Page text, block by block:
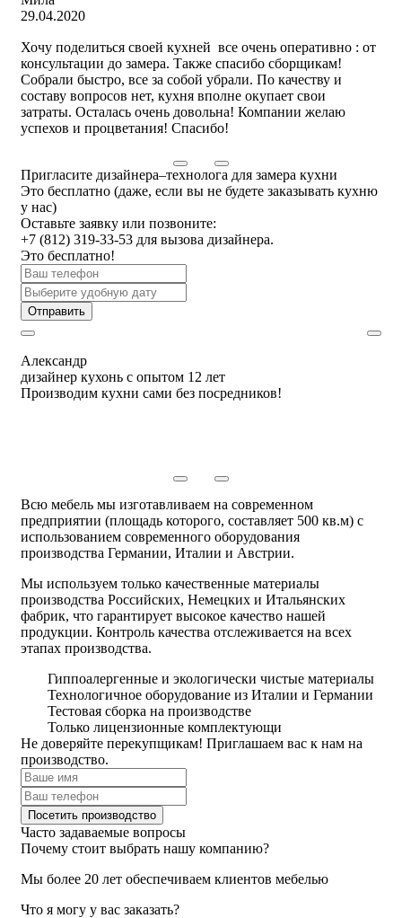
29.04.2020
Хочу поделиться своей кухней все очень оперативно : от
консультации до замера. Также спасибо сборщикам!
Собрали быстро, все за собой убрали. По качеству и
составу вопросов нет, кухня вполне окупает свои
затраты. Осталась очень довольна! Компании желаю
успехов и процветания! Спасибо!
Пригласите дизайнера–технолога для замера кухни
Это бесплатно (даже, если вы не будете заказывать кухню
у нас)
Оставьте заявку или позвоните:
+7 (812) 319-33-53 для вызова дизайнера.
Это бесплатно!
Отправить
Александр
дизайнер кухонь с опытом 12 лет
Производим кухни сами без посредников!
Всю мебель мы изготавливаем на современном
предприятии (площадь которого, составляет 500 кв.м) с
использованием современного оборудования
производства Германии, Италии и Австрии.
Мы используем только качественные материалы
производства Российских, Немецких и Итальянских
фабрик, что гарантирует высокое качество нашей
продукции. Контроль качества отслеживается на всех
этапах производства.
Гиппоалергенные и экологически чистые материалы
Технологичное оборудование из Италии и Германии
Тестовая сборка на производстве
Только лицензионные комплектующи
Не доверяйте перекупщикам! Приглашаем вас к нам на
производство.
Посетить производство
Часто задаваемые вопросы
Почему стоит выбрать нашу компанию?
Мы более 20 лет обеспечиваем клиентов мебелью
Что я могу у вас заказать?